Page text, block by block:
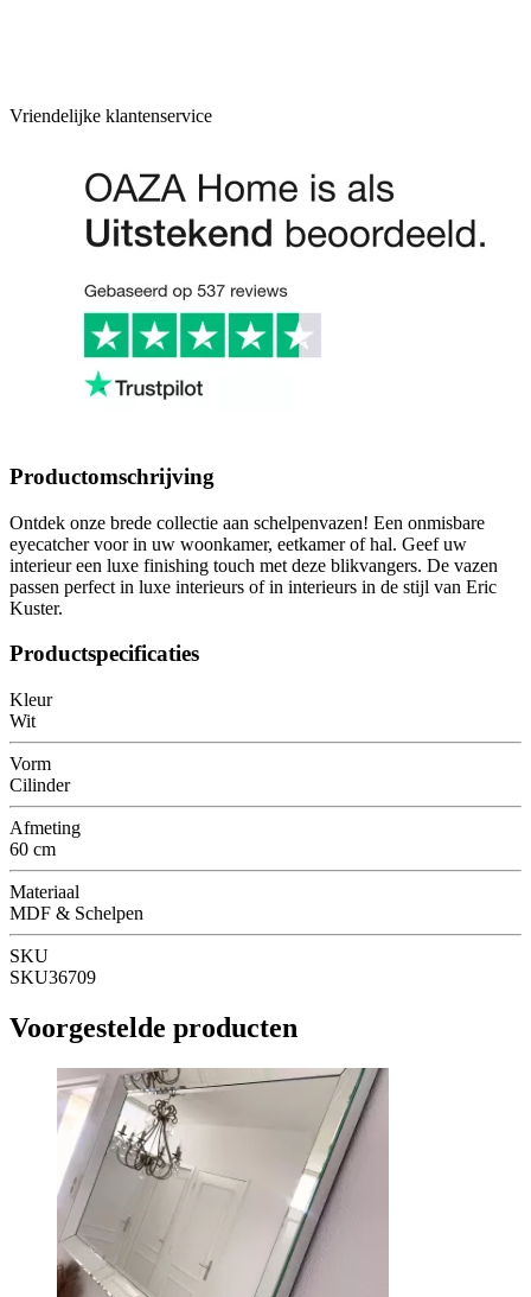
Vriendelijke klantenservice
Productomschrijving
Ontdek onze brede collectie aan schelpenvazen! Een onmisbare
eyecatcher voor in uw woonkamer, eetkamer of hal. Geef uw
interieur een luxe finishing touch met deze blikvangers. De vazen
passen perfect in luxe interieurs of in interieurs in de stijl van Eric
Kuster.
Productspecificaties
Kleur
Wit
Vorm
Cilinder
Afmeting
60 cm
Materiaal
MDF & Schelpen
SKU
SKU36709
Voorgestelde producten